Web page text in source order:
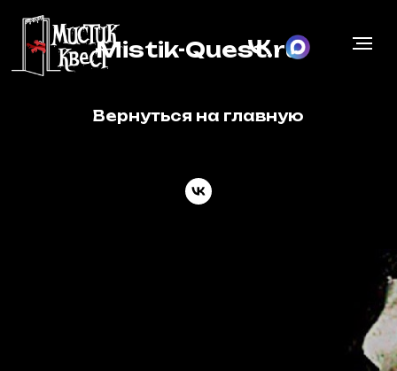
Mistik-Quest.ru
Вернуться на главную